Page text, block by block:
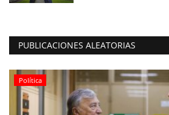
PUBLICACIONES ALEATORIAS
Política